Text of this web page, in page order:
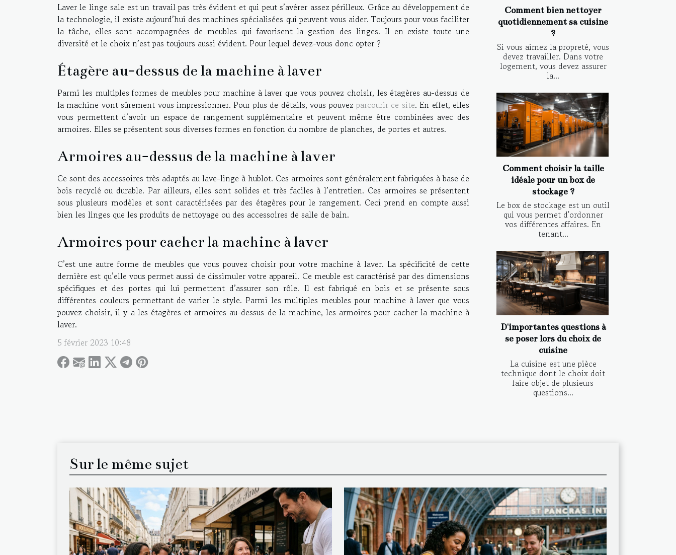
Laver le linge sale est un travail pas très évident et qui peut s’avérer assez périlleux. Grâce au développement de
la technologie, il existe aujourd’hui des machines spécialisées qui peuvent vous aider. Toujours pour vous faciliter
la tâche, elles sont accompagnées de meubles qui favorisent la gestion des linges. Il en existe toute une
diversité et le choix n’est pas toujours aussi évident. Pour lequel devez-vous donc opter ?
Étagère au-dessus de la machine à laver
Parmi les multiples formes de meubles pour machine à laver que vous pouvez choisir, les étagères au-dessus de
la machine vont sûrement vous impressionner. Pour plus de détails, vous pouvez parcourir ce site. En effet, elles
vous permettent d’avoir un espace de rangement supplémentaire et peuvent même être combinées avec des
armoires. Elles se présentent sous diverses formes en fonction du nombre de planches, de portes et autres.
Armoires au-dessus de la machine à laver
Ce sont des accessoires très adaptés au lave-linge à hublot. Ces armoires sont généralement fabriquées à base de
bois recyclé ou durable. Par ailleurs, elles sont solides et très faciles à l’entretien. Ces armoires se présentent
sous plusieurs modèles et sont caractérisées par des étagères pour le rangement. Ceci prend en compte aussi
bien les linges que les produits de nettoyage ou des accessoires de salle de bain.
Armoires pour cacher la machine à laver
C’est une autre forme de meubles que vous pouvez choisir pour votre machine à laver. La spécificité de cette
dernière est qu’elle vous permet aussi de dissimuler votre appareil. Ce meuble est caractérisé par des dimensions
spécifiques et des portes qui lui permettent d’assurer son rôle. Il est fabriqué en bois et se présente sous
différentes couleurs permettant de varier le style. Parmi les multiples meubles pour machine à laver que vous
pouvez choisir, il y a les étagères et armoires au-dessus de la machine, les armoires pour cacher la machine à
laver.
5 février 2023 10:48
Comment bien nettoyer
quotidiennement sa cuisine
?
Si vous aimez la propreté, vous
devez travailler. Dans votre
logement, vous devez assurer
la...
Comment choisir la taille
idéale pour un box de
stockage ?
Le box de stockage est un outil
qui vous permet d'ordonner
vos différentes affaires. En
tenant...
D'importantes questions à
se poser lors du choix de
cuisine
La cuisine est une pièce
technique dont le choix doit
faire objet de plusieurs
questions...
Sur le même sujet